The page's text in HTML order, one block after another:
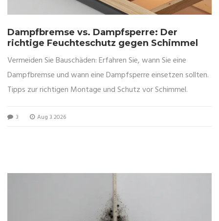
Dampfbremse vs. Dampfsperre: Der
richtige Feuchteschutz gegen Schimmel
Vermeiden Sie Bauschäden: Erfahren Sie, wann Sie eine
Dampfbremse und wann eine Dampfsperre einsetzen sollten.
Tipps zur richtigen Montage und Schutz vor Schimmel.
3 Aug 3 2026